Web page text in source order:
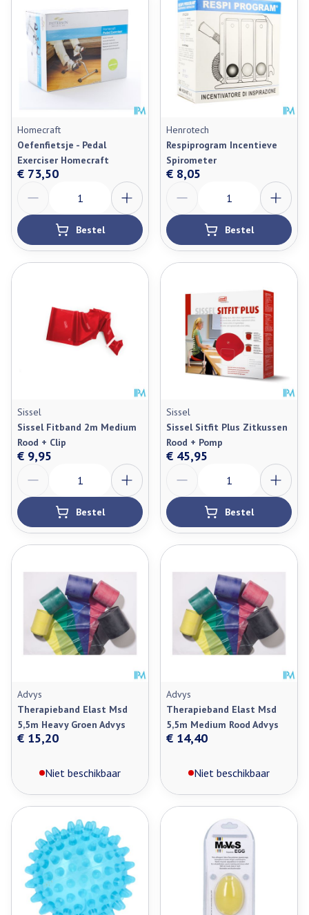
Homecraft
Oefenfietsje - Pedal
Exerciser Homecraft
€ 73,50
Bestel
Henrotech
Respiprogram Incentieve
Spirometer
€ 8,05
Bestel
Sissel
Sissel Fitband 2m Medium
Rood + Clip
€ 9,95
Bestel
Sissel
Sissel Sitfit Plus Zitkussen
Rood + Pomp
€ 45,95
Bestel
Advys
Therapieband Elast Msd
5,5m Heavy Groen Advys
€ 15,20
Niet beschikbaar
Advys
Therapieband Elast Msd
5,5m Medium Rood Advys
€ 14,40
Niet beschikbaar